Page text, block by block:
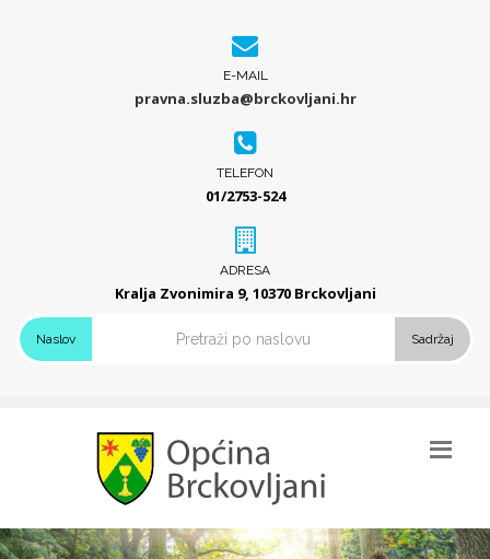
E-MAIL
pravna.sluzba@brckovljani.hr
TELEFON
01/2753-524
ADRESA
Kralja Zvonimira 9, 10370 Brckovljani
Naslov Sadržaj